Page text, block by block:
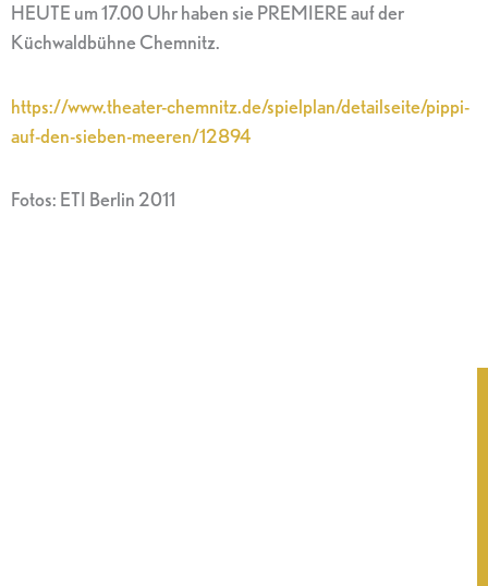
HEUTE um 17.00 Uhr haben sie PREMIERE auf der
Küchwaldbühne Chemnitz.
https://www.theater-chemnitz.de/spielplan/detailseite/pippi-
auf-den-sieben-meeren/12894
Fotos: ETI Berlin 2011